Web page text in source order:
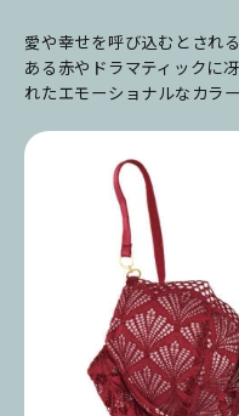
愛や幸せを呼び込むとされ
ある赤やドラマティックに
れたエモーショナルなカラ